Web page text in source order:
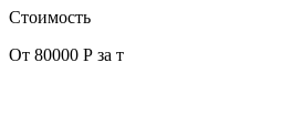
Стоимость
От 80000 Р за т